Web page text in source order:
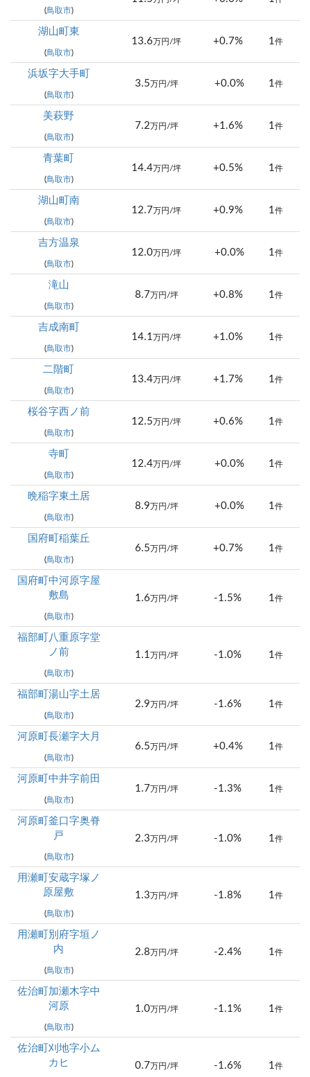
(鳥取市)
湖山町東
(鳥取市)
13.6 万円/坪 +0.7% 1件
浜坂字大手町
(鳥取市)
3.5 万円/坪 +0.0% 1件
美萩野
(鳥取市)
7.2 万円/坪 +1.6% 1件
青葉町
(鳥取市)
14.4万円/坪 +0.5% 1件
湖山町南
(鳥取市)
12.7 万円/坪 +0.9% 1件
吉方温泉
(鳥取市)
12.0万円/坪 +0.0% 1件
滝山
(鳥取市)
8.7 万円/坪 +0.8% 1件
吉成南町
(鳥取市)
14.1 万円/坪 +1.0% 1件
二階町
(鳥取市)
13.4万円/坪 +1.7% 1件
桜谷字西ノ前
(鳥取市)
12.5 万円/坪 +0.6% 1件
寺町
(鳥取市)
12.4万円/坪 +0.0% 1件
晩稲字東土居
(鳥取市)
8.9 万円/坪 +0.0% 1件
国府町稲葉丘
(鳥取市)
6.5 万円/坪 +0.7% 1件
国府町中河原字屋
敷島
(鳥取市)
1.6 万円/坪 -1.5% 1件
福部町八重原字堂
ノ前
(鳥取市)
1.1 万円/坪 -1.0% 1件
福部町湯山字土居
(鳥取市)
2.9 万円/坪 -1.6% 1件
河原町長瀬字大月
(鳥取市)
6.5 万円/坪 +0.4% 1件
河原町中井字前田
(鳥取市)
1.7 万円/坪 -1.3% 1件
河原町釜口字奥脊
戸
(鳥取市)
2.3 万円/坪 -1.0% 1件
用瀬町安蔵字塚ノ
原屋敷
(鳥取市)
1.3 万円/坪 -1.8% 1件
用瀬町別府字垣ノ
内
(鳥取市)
2.8 万円/坪 -2.4% 1件
佐治町加瀬木字中
河原
(鳥取市)
1.0万円/坪 -1.1% 1件
佐治町刈地字小ム
カヒ
0.7 万円/坪 -1.6% 1件